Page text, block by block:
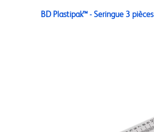
BD Plastipak™ - Seringue 3 pièces